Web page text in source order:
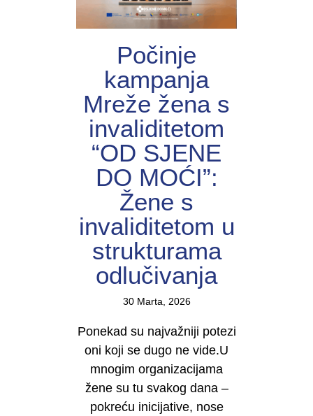
Počinje
kampanja
Mreže žena s
invaliditetom
“OD SJENE
DO MOĆI”:
Žene s
invaliditetom u
strukturama
odlučivanja
30 Marta, 2026
Ponekad su najvažniji potezi
oni koji se dugo ne vide.U
mnogim organizacijama
žene su tu svakog dana –
pokreću inicijative, nose